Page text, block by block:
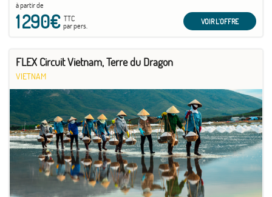
à partir de
1 290€TTC
par pers.
VOIR L'OFFRE
FLEX Circuit Vietnam, Terre du Dragon
VIETNAM